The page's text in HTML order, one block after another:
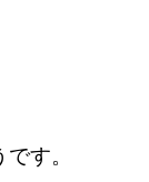
す。